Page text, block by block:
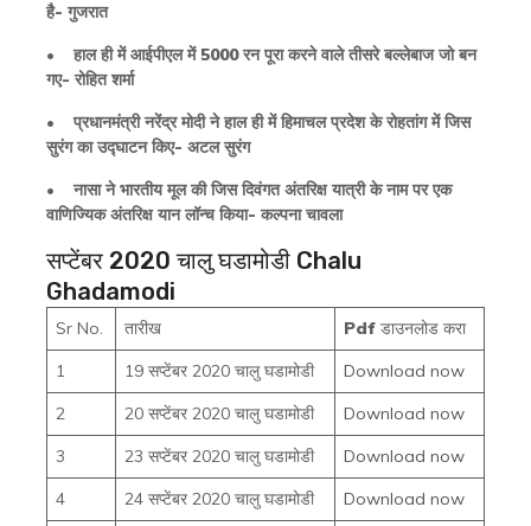
है- गुजरात
• हाल ही में आईपीएल में 5000 रन पूरा करने वाले तीसरे बल्लेबाज जो बन
गए- रोहित शर्मा
• प्रधानमंत्री नरेंद्र मोदी ने हाल ही में हिमाचल प्रदेश के रोहतांग में जिस
सुरंग का उद्घाटन किए- अटल सुरंग
• नासा ने भारतीय मूल की जिस दिवंगत अंतरिक्ष यात्री के नाम पर एक
वाणिज्यिक अंतरिक्ष यान लॉन्च किया- कल्पना चावला
सप्टेंबर 2020 चालु घडामोडी Chalu
Ghadamodi
Sr No. तारीख Pdfडाउनलोड करा
1
19 सप्टेंबर 2020 चालु घडामोडी
Download now
2
20 सप्टेंबर 2020 चालु घडामोडी
Download now
3
23 सप्टेंबर 2020 चालु घडामोडी
Download now
4
24 सप्टेंबर 2020 चालु घडामोडी
Download now